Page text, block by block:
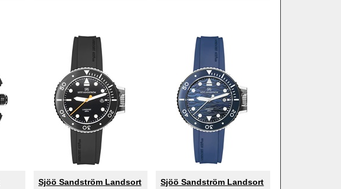
Sjöö Sandström Landsort
Sjöö Sandström Landsort